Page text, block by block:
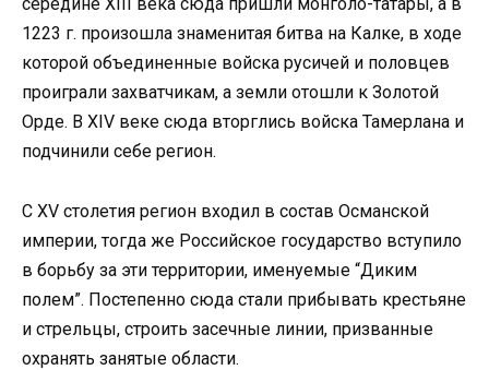
середине XIII века сюда пришли монголо-татары, а в
1223 г. произошла знаменитая битва на Калке, в ходе
которой объединенные войска русичей и половцев
проиграли захватчикам, а земли отошли к Золотой
Орде. В XIV веке сюда вторглись войска Тамерлана и
подчинили себе регион.
С XV столетия регион входил в состав Османской
империи, тогда же Российское государство вступило
в борьбу за эти территории, именуемые “Диким
полем”. Постепенно сюда стали прибывать крестьяне
и стрельцы, строить засечные линии, призванные
охранять занятые области.